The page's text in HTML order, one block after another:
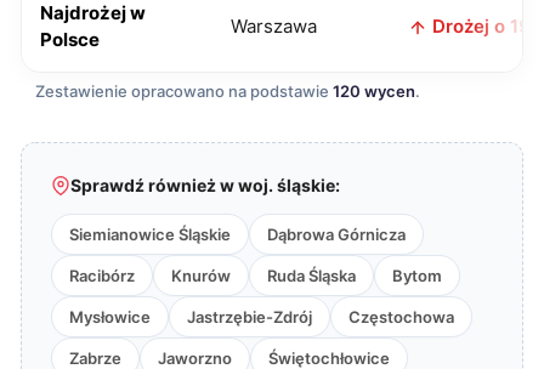
Najdrożej w
Polsce
Warszawa Drożej o 19
Zestawienie opracowano na podstawie 120 wycen.
Sprawdź również w woj. śląskie:
Siemianowice Śląskie Dąbrowa Górnicza
Racibórz Knurów Ruda Śląska Bytom
Mysłowice Jastrzębie-Zdrój Częstochowa
Zabrze Jaworzno Świętochłowice